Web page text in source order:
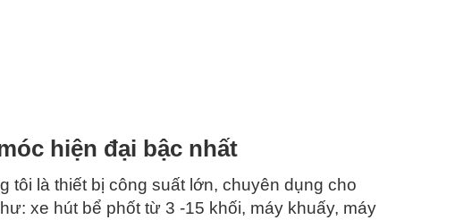
hiện đại bậc nhất
tôi là thiết bị công suất lớn, chuyên dụng cho
xe hút bể phốt từ 3 -15 khối, máy khuấy, máy